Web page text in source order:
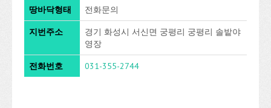
땅바닥형태 전화문의
지번주소
경기 화성시 서신면 궁평리 궁평리 솔밭야
영장
전화번호 031-355-2744